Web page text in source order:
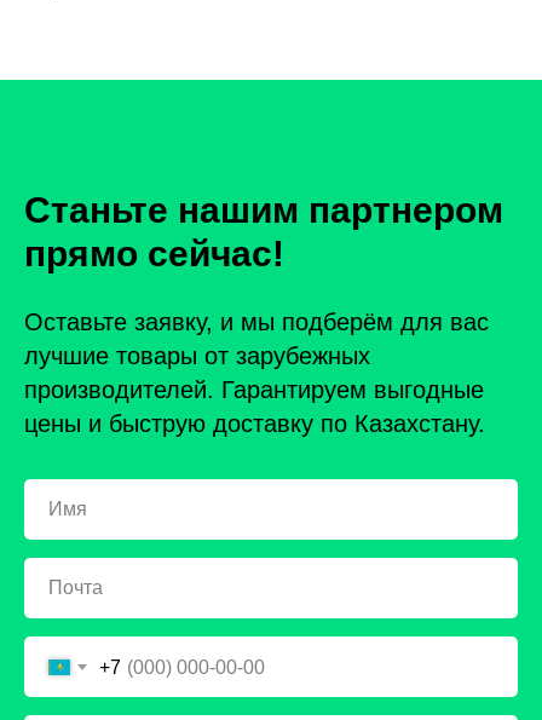
Станьте нашим партнером
прямо сейчас!
Оставьте заявку, и мы подберём для вас
лучшие товары от зарубежных
производителей. Гарантируем выгодные
цены и быструю доставку по Казахстану.
+7